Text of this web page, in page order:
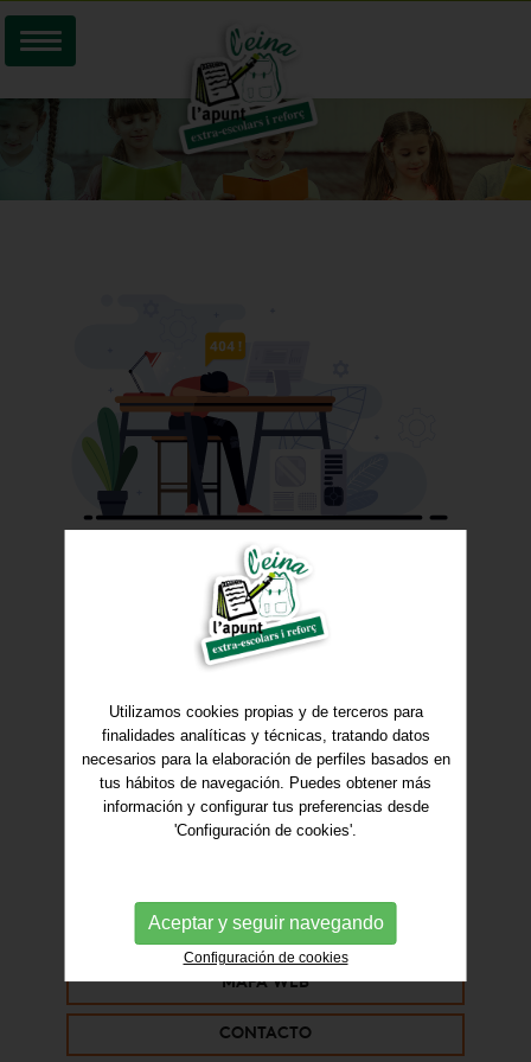
No hemos podido
encontrar la página
Código de error: 404.
Aquí tienes algunos enlaces que pueden
servirte de ayuda:
QUIÉNES SOMOS
MAPA WEB
CONTACTO
Utilizamos cookies propias y de terceros para
finalidades analíticas y técnicas, tratando datos
necesarios para la elaboración de perfiles basados en
tus hábitos de navegación. Puedes obtener más
información y configurar tus preferencias desde
'Configuración de cookies'.
Aceptar y seguir navegando
Configuración de cookies